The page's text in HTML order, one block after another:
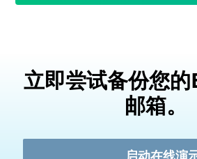
立即尝试备份您
邮箱。
启动在线演